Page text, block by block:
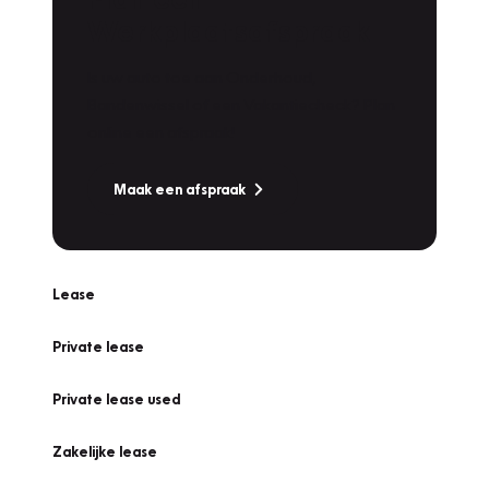
Maak een afspraak
Lease
Private lease
Private lease used
Zakelijke lease